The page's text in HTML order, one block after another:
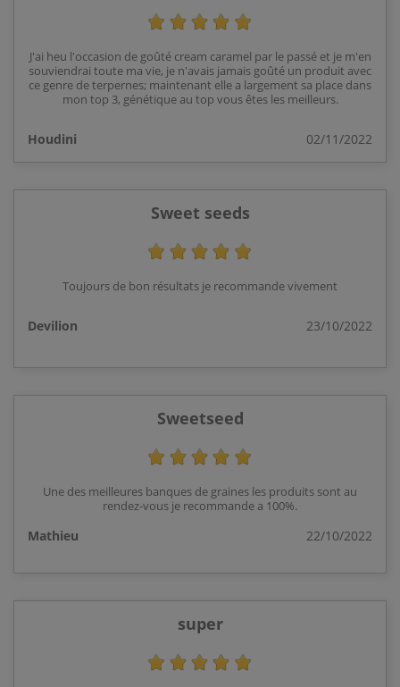
J'ai heu l'occasion de goûté cream caramel par le passé et je m'en
souviendrai toute ma vie, je n'avais jamais goûté un produit avec
ce genre de terpernes; maintenant elle a largement sa place dans
mon top 3, génétique au top vous êtes les meilleurs.
Houdini 02/11/2022
Sweet seeds
Toujours de bon résultats je recommande vivement
Devilion 23/10/2022
Sweetseed
Une des meilleures banques de graines les produits sont au
rendez-vous je recommande a 100%.
Mathieu 22/10/2022
super